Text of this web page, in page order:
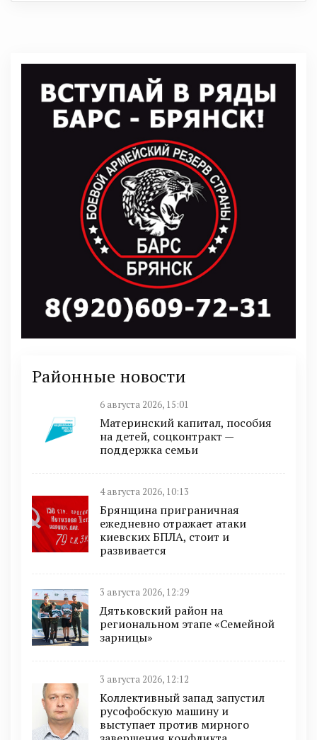
Районные новости
6 августа 2026, 15:01
Материнский капитал, пособия
на детей, соцконтракт —
поддержка семьи
4 августа 2026, 10:13
Брянщина приграничная
ежедневно отражает атаки
киевских БПЛА, стоит и
развивается
3 августа 2026, 12:29
Дятьковский район на
региональном этапе «Семейной
зарницы»
3 августа 2026, 12:12
Коллективный запад запустил
русофобскую машину и
выступает против мирного